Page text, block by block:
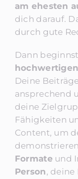
am ehesten
dich darauf.
durch gute
Dann
Deine
ansprechend
deine
Fähigkeiten
Content, um
Formate und
Person, deine